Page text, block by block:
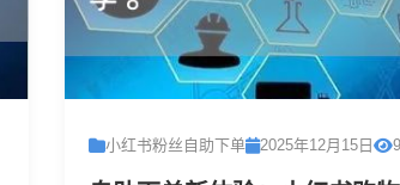
小红书粉丝自助下单 2025年12月15日